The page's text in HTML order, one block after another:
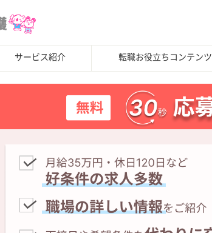
サービス紹介 転職お役立ちコンテンツ